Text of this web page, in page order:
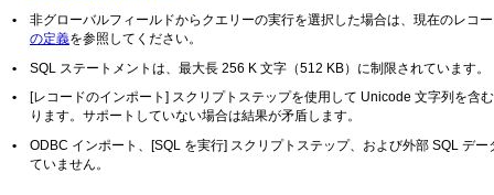
•
非グローバルフィールドからクエリーの実行を選択した場合は、現在のレコ
の定義を参照してください。
•
SQL ステートメントは、最大長 256 K 文字（512 KB）に制限されています。
•
[レコードのインポート] スクリプトステップを使用して Unicode 文字列を
ります。サポートしていない場合は結果が矛盾します。
•
ODBC インポート、[SQL を実行] スクリプトステップ、および外部 SQL デ
ていません。